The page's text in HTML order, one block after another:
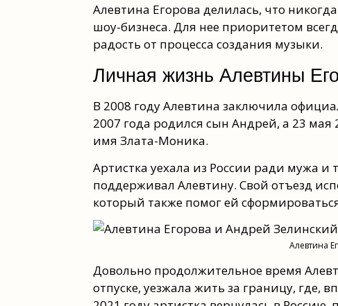
Алевтина Егорова делилась, что
шоу-бизнеса. Для нее приоритетом
радость от процесса создания музыки.
Личная жизнь Алевтины
В 2008 году Алевтина заключила
2007 года родился сын Андрей, а 23 мая
имя Злата-Моника.
Артистка уехала из России ради мужа и
поддерживал Алевтину. Свой отъезд
который также помог ей
Алевтина
Довольно продолжительное время
отпуске, уезжала жить за границу, где,